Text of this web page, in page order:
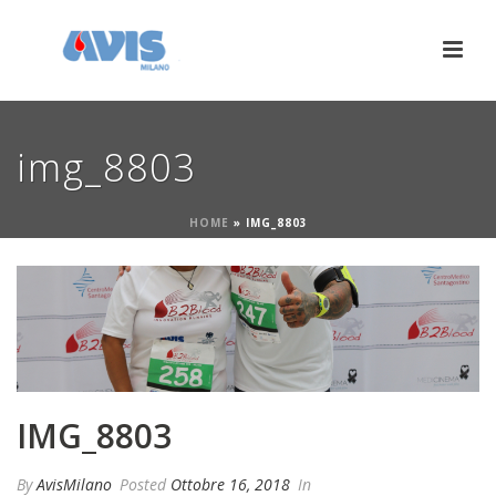
img_8803
HOME » IMG_8803
IMG_8803
ByAvisMilano Posted Ottobre 16, 2018 In